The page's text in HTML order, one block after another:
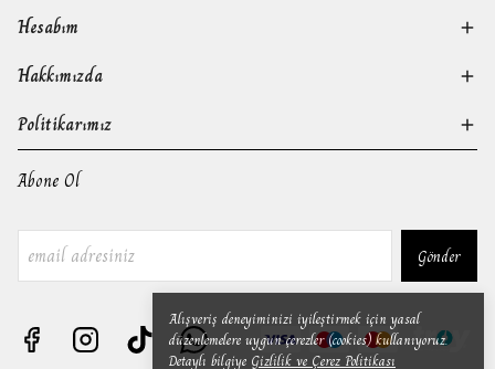
Alışveriş deneyiminizi iyileştirmek için yasal
düzenlemelere uygun çerezler (cookies) kullanıyoruz.
Detaylı bilgiye Gizlilik ve Çerez Politikası
Hesabım
Hakkımızda
Politikarımız
Abone Ol
Gönder